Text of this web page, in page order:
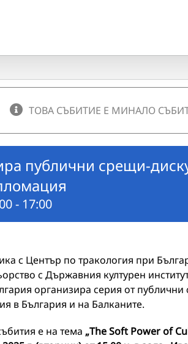
ТОВА СЪБИТИЕ Е МИНАЛО
публични срещи-
- 17:00
с Център по тракология при
с Държавния културен
организира серия от
в България и на Балканите.
e на тема „The Soft Power of